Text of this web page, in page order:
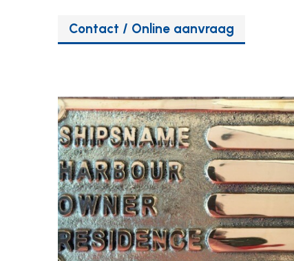
Contact / Online aanvraag